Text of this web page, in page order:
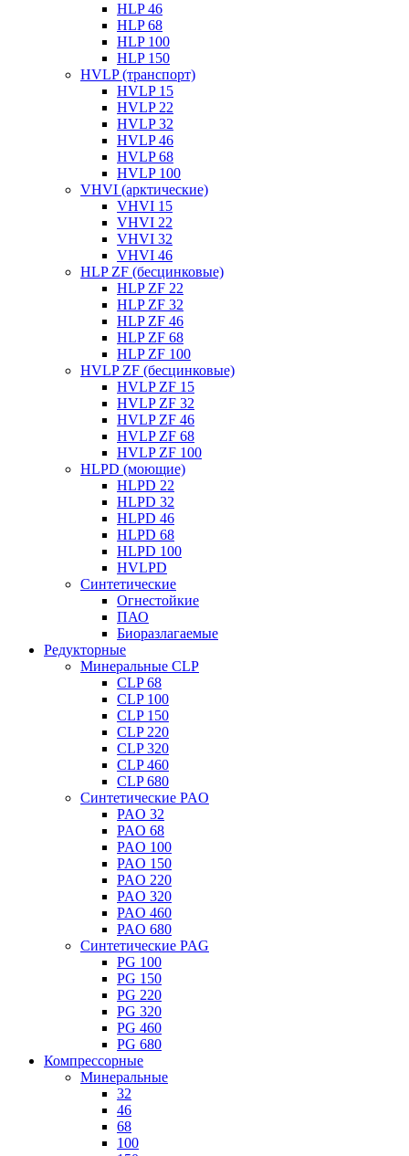
HLP 46
HLP 68
HLP 100
HLP 150
HVLP (транспорт)
HVLP 15
HVLP 22
HVLP 32
HVLP 46
HVLP 68
HVLP 100
VHVI (арктические)
VHVI 15
VHVI 22
VHVI 32
VHVI 46
HLP ZF (бесцинковые)
HLP ZF 22
HLP ZF 32
HLP ZF 46
HLP ZF 68
HLP ZF 100
HVLP ZF (бесцинковые)
HVLP ZF 15
HVLP ZF 32
HVLP ZF 46
HVLP ZF 68
HVLP ZF 100
HLPD (моющие)
HLPD 22
HLPD 32
HLPD 46
HLPD 68
HLPD 100
HVLPD
Синтетические
Огнестойкие
ПАО
Биоразлагаемые
Редукторные
Минеральные CLP
CLP 68
CLP 100
CLP 150
CLP 220
CLP 320
CLP 460
CLP 680
Синтетические PAO
PAO 32
PAO 68
PAO 100
PAO 150
PAO 220
PAO 320
PAO 460
PAO 680
Синтетические PAG
PG 100
PG 150
PG 220
PG 320
PG 460
PG 680
Компрессорные
Минеральные
32
46
68
100